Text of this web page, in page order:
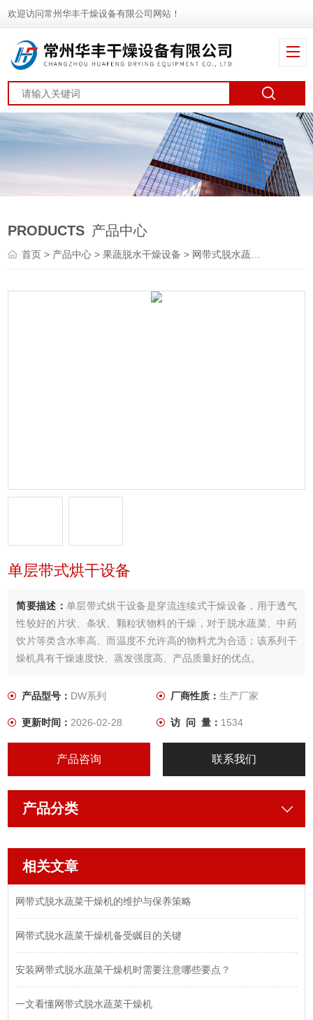
欢迎访问常州华丰干燥设备有限公司网站！
PRODUCTS 产品中心
首页> 产品中心 >果蔬脱水干燥设备 > 网带式脱水蔬菜干燥机
单层带式烘干设备
简要描述： 单层带式烘干设备是穿流连续式干燥设备，用于透气
性较好的片状、条状、颗粒状物料的干燥，对于脱水蔬菜、中药
饮片等类含水率高、而温度不允许高的物料尤为合适；该系列干
燥机具有干燥速度快、蒸发强度高、产品质量好的优点。
产品型号： DW系列 厂商性质： 生产厂家
更新时间：2026-02-28 访 问 量： 1534
产品咨询 联系我们
产品分类
相关文章
网带式脱水蔬菜干燥机的维护与保养策略
网带式脱水蔬菜干燥机备受瞩目的关键
安装网带式脱水蔬菜干燥机时需要注意哪些要点？
一文看懂网带式脱水蔬菜干燥机